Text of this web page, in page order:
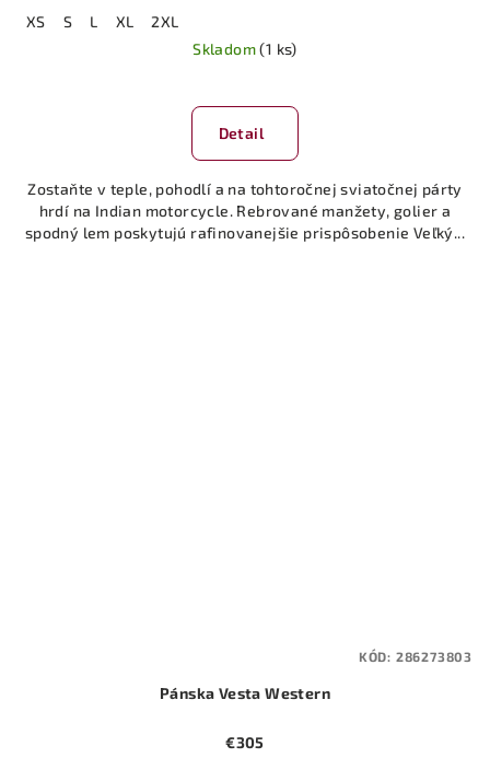
XS S L XL
2XL
Skladom(1 ks)
Detail
Zostaňte v teple, pohodlí a na tohtoročnej sviatočnej párty
hrdí na Indian motorcycle. Rebrované manžety, golier a
spodný lem poskytujú rafinovanejšie prispôsobenie Veľký...
Pánska Vesta Western
€305
KÓD: 286273803